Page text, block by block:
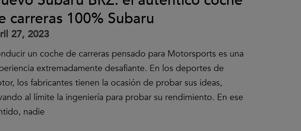
carreras 100% Subaru
27, 2023
un coche de carreras pensado para Motorsports es una
extremadamente desafiante. En los deportes de
los fabricantes tienen la ocasión de probar sus ideas,
al límite la ingeniería para probar su rendimiento. En ese
nadie